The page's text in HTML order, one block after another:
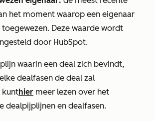
het moment waarop een eigenaar
toegewezen. Deze waarde wordt
door HubSpot.
waarin een deal zich bevindt,
dealfasen de deal zal
kunthier meer lezen over het
dealpijplijnen en dealfasen.